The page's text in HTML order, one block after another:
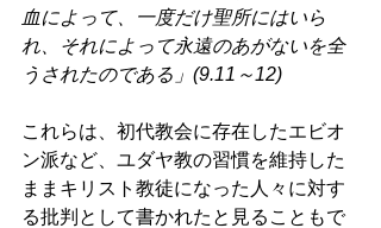
血によって、一度だけ聖所にはいら
れ、それによって永遠のあがないを全
うされたのである」(9.11～12)
これらは、初代教会に存在したエビオ
ン派など、ユダヤ教の習慣を維持した
ままキリスト教徒になった人々に対す
る批判として書かれたと見ることもで